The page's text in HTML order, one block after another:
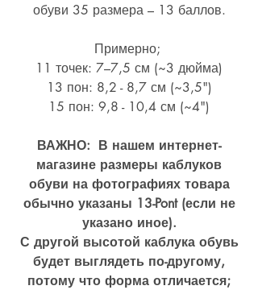
обуви 35 размера – 13 баллов.
Примерно;
11 точек: 7–7,5 см (~3 дюйма)
13 пон: 8,2 - 8,7 см (~3,5")
15 пон: 9,8 - 10,4 см (~4")
ВАЖНО: В нашем интернет-
магазине размеры каблуков
обуви на фотографиях товара
обычно указаны 13-Pont (если не
указано иное).
С другой высотой каблука обувь
будет выглядеть по-другому,
потому что форма отличается;